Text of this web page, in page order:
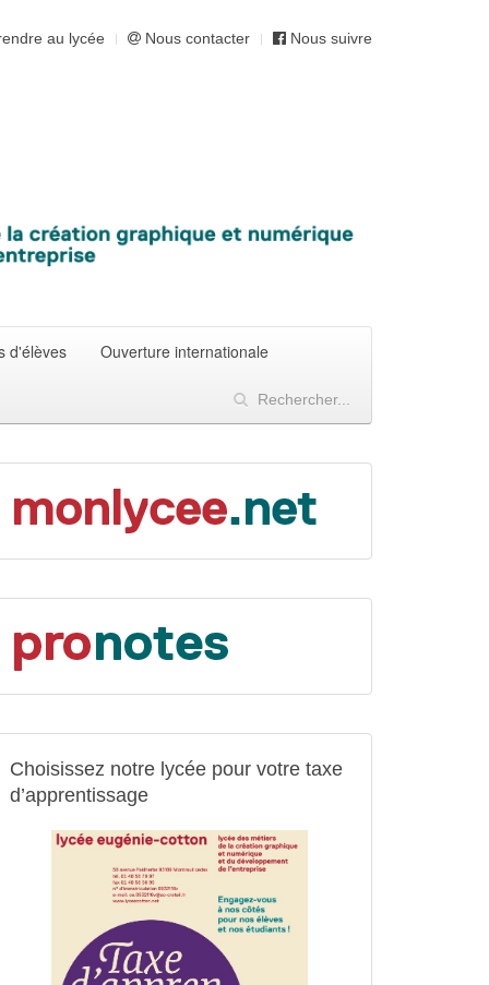
au lycée Nous contacter Nous suivre
d'élèves Ouverture internationale
Choisissez notre lycée pour votre taxe
d’apprentissage